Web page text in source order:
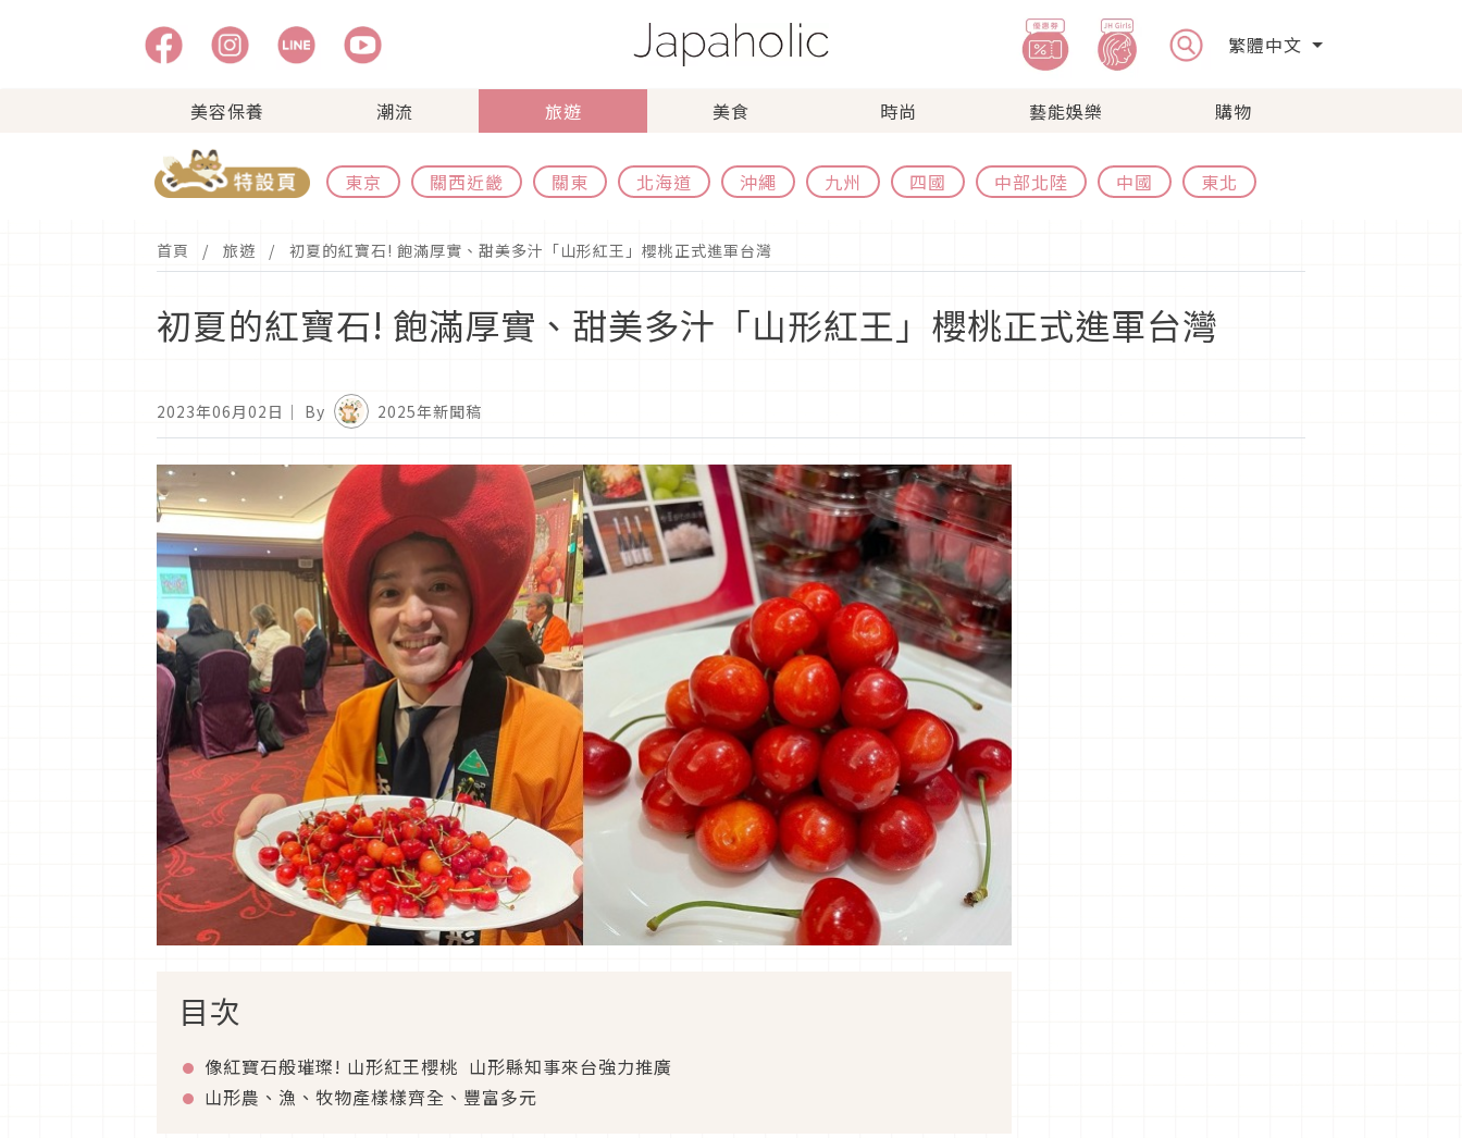
繁體中文
美容保養 潮流 旅遊 美食 時尚 藝能娛樂 購物
東京 關西近畿 關東 北海道 沖繩 九州 四國 中部北陸 中國 東北
首頁 旅遊 初夏的紅寶石! 飽滿厚實、甜美多汁「山形紅王」櫻桃正式進軍台灣
初夏的紅寶石! 飽滿厚實、甜美多汁「山形紅王」櫻桃正式進軍台灣
2023年06月02日 ｜ By 2025年新聞稿
目次
像紅寶石般璀璨! 山形紅王櫻桃 山形縣知事來台強力推廣
山形農、漁、牧物產樣樣齊全、豐富多元